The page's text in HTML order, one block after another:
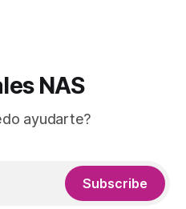
NAS
ayudarte?
Subscribe